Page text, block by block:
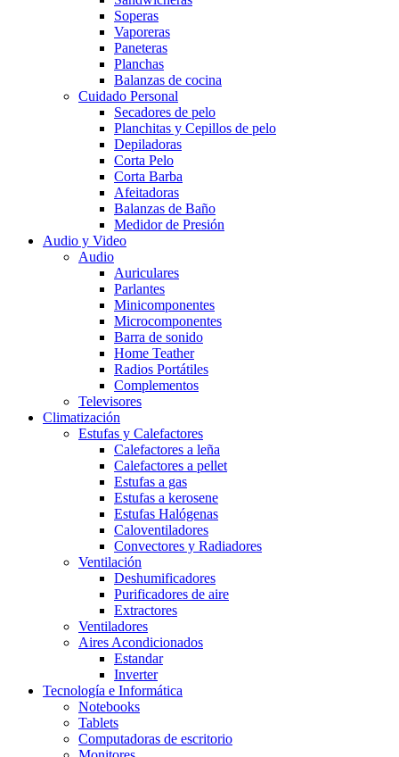
Soperas
Vaporeras
Paneteras
Planchas
Balanzas de cocina
Cuidado Personal
Secadores de pelo
Planchitas y Cepillos de pelo
Depiladoras
Corta Pelo
Corta Barba
Afeitadoras
Balanzas de Baño
Medidor de Presión
Audio y Video
Audio
Auriculares
Parlantes
Minicomponentes
Microcomponentes
Barra de sonido
Home Teather
Radios Portátiles
Complementos
Televisores
Climatización
Estufas y Calefactores
Calefactores a leña
Calefactores a pellet
Estufas a gas
Estufas a kerosene
Estufas Halógenas
Caloventiladores
Convectores y Radiadores
Ventilación
Deshumificadores
Purificadores de aire
Extractores
Ventiladores
Aires Acondicionados
Estandar
Inverter
Tecnología e Informática
Notebooks
Tablets
Computadoras de escritorio